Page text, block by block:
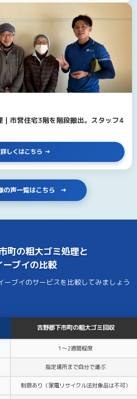
｜市営住宅3階を階段搬出。スタッフ4
詳しくはこちら
の声一覧はこちら
町の粗大ゴミ処理と
ーブイの比較
ーブイのサービスを比較してみましょう
吉野郡下市町の粗大ゴミ回収
1〜2週間程度
指定場所まで自分で運ぶ
制限あり（家電リサイクル法対象品は不可）